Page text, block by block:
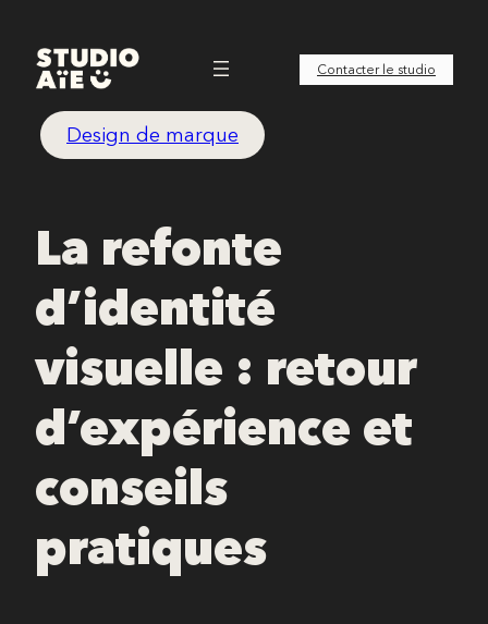
contenu
Contacter le studio
Design de marque
La refonte
d’identité
visuelle : retour
d’expérience et
conseils
pratiques